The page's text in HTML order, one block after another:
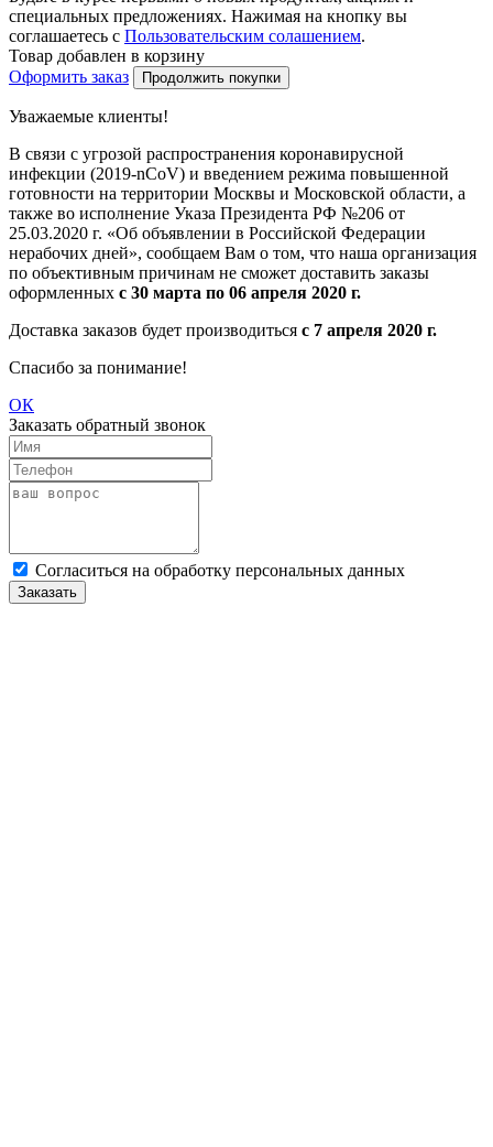
специальных предложениях. Нажимая на кнопку вы
соглашаетесь с Пользовательским солашением.
Товар добавлен в корзину
Оформить заказ
Продолжить покупки
Уважаемые клиенты!
В связи с угрозой распространения коронавирусной
инфекции (2019-nCoV) и введением режима повышенной
готовности на территории Москвы и Московской области, а
также во исполнение Указа Президента РФ №206 от
25.03.2020 г. «Об объявлении в Российской Федерации
нерабочих дней», сообщаем Вам о том, что наша организация
по объективным причинам не сможет доставить заказы
оформленных с 30 марта по 06 апреля 2020 г.
Доставка заказов будет производиться с 7 апреля 2020 г.
Спасибо за понимание!
ОК
Заказать обратный звонок
Cогласиться на обработку персональных данных
Заказать